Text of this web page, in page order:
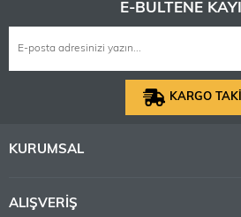
E-BÜLTENE
KARGO
KURUMSAL
ALIŞVERİŞ